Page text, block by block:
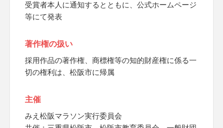
受賞者本人に通知するとともに、公式ホームページ
等にて発表
著作権の扱い
採用作品の著作権、商標権等の知的財産権に係る一
切の権利は、松阪市に帰属
主催
みえ松阪マラソン実行委員会